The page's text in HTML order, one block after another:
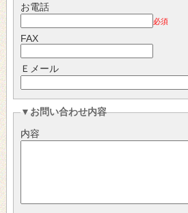
お電話
必須
FAX
Ｅメール
▼お問い合わせ内容
内容